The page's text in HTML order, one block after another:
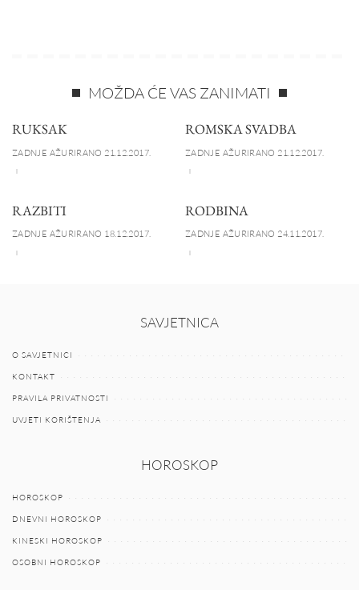
MOŽDA ĆE VAS ZANIMATI
RUKSAK
ZADNJE AŽURIRANO 21.12.2017.
ROMSKA SVADBA
ZADNJE AŽURIRANO 21.12.2017.
RAZBITI
ZADNJE AŽURIRANO 18.12.2017.
RODBINA
ZADNJE AŽURIRANO 24.11.2017.
SAVJETNICA
O SAVJETNICI
KONTAKT
PRAVILA PRIVATNOSTI
UVJETI KORIŠTENJA
HOROSKOP
HOROSKOP
DNEVNI HOROSKOP
KINESKI HOROSKOP
OSOBNI HOROSKOP